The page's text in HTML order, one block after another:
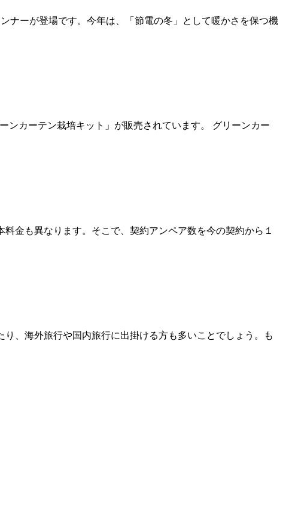
ナーが登場です。今年は、「節電の冬」として暖かさを保つ機
ンカーテン栽培キット」が販売されています。 グリーンカー
金も異なります。そこで、契約アンペア数を今の契約から１
、海外旅行や国内旅行に出掛ける方も多いことでしょう。も